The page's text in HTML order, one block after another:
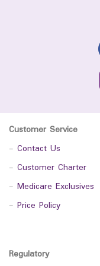
Customer Service
- Contact Us
- Customer Charter
- Medicare Exclusives
- Price Policy
Regulatory